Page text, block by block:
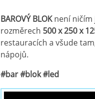
BAROVÝ BLOKnení ničím
rozměrech 500 x 250 x
restauracích a všude
nápojů.
#bar #blok #led